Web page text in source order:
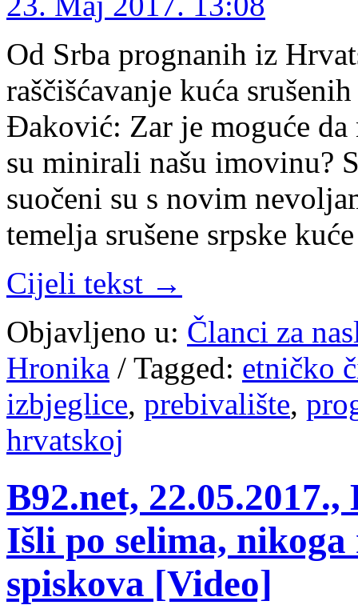
Od Srba prognanih iz
raščišćavanje kuća
Đaković: Zar je moguće
su minirali našu imovinu?
suočeni su s novim
temelja srušene srpske
Cijeli tekst →
Objavljeno u: Članci za
Hronika / Tagged: etničko
izbjeglice, prebivalište,
hrvatskoj
B92.net,
Išli po selima,
spiskova [Video]